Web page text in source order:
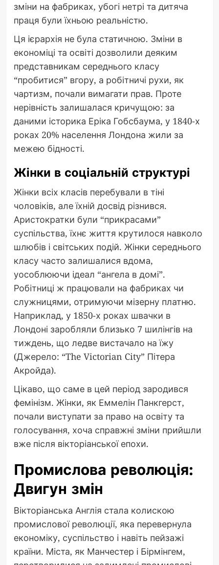
зміни на фабриках, убогі нетрі та дитяча
праця були їхньою реальністю.
Ця ієрархія не була статичною. Зміни в
економіці та освіті дозволили деяким
представникам середнього класу
“пробитися” вгору, а робітничі рухи, як
чартизм, почали вимагати прав. Проте
нерівність залишалася кричущою: за
даними історика Еріка Гобсбаума, у 1840-х
роках 20% населення Лондона жили за
межею бідності.
Жінки в соціальній структурі
Жінки всіх класів перебували в тіні
чоловіків, але їхній досвід різнився.
Аристократки були “прикрасами”
суспільства, їхнє життя крутилося навколо
шлюбів і світських подій. Жінки середнього
класу часто залишалися вдома,
уособлюючи ідеал “ангела в домі”.
Робітниці ж працювали на фабриках чи
служницями, отримуючи мізерну платню.
Наприклад, у 1850-х роках швачки в
Лондоні заробляли близько 7 шилінгів на
тиждень, що ледве вистачало на їжу
(Джерело: “The Victorian City” Пітера
Акройда).
Цікаво, що саме в цей період зародився
фемінізм. Жінки, як Еммелін Панкгерст,
почали виступати за право на освіту та
голосування, хоча справжні зміни прийшли
вже після вікторіанської епохи.
Промислова революція:
Двигун змін
Вікторіанська Англія стала колискою
промислової революції, яка перевернула
економіку, суспільство і навіть пейзажі
країни. Міста, як Манчестер і Бірмінгем,